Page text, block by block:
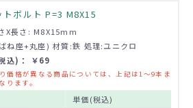
ボルト P=3 M8X15
X長さ: M8X15mm
ね座+丸座) 材質:鉄 処理:ユニクロ
込)： ￥69
価格が異なる商品については、上記は1～9本ま
ります。
単価(税込)